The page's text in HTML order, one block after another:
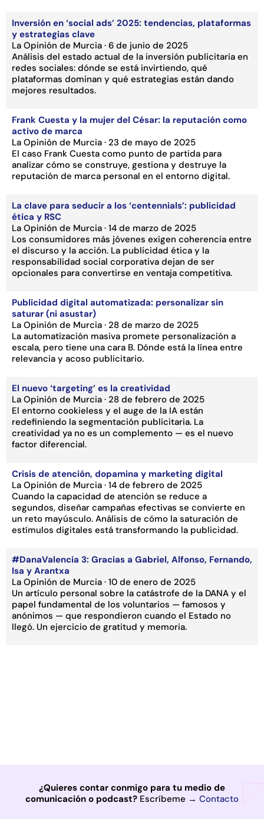
Inversión en ‘social ads’ 2025: tendencias, plataformas
y estrategias clave
La Opinión de Murcia · 6 de junio de 2025
Análisis del estado actual de la inversión publicitaria en
redes sociales: dónde se está invirtiendo, qué
plataformas dominan y qué estrategias están dando
mejores resultados.
Frank Cuesta y la mujer del César: la reputación como
activo de marca
La Opinión de Murcia · 23 de mayo de 2025
El caso Frank Cuesta como punto de partida para
analizar cómo se construye, gestiona y destruye la
reputación de marca personal en el entorno digital.
La clave para seducir a los ‘centennials’: publicidad
ética y RSC
La Opinión de Murcia · 14 de marzo de 2025
Los consumidores más jóvenes exigen coherencia entre
el discurso y la acción. La publicidad ética y la
responsabilidad social corporativa dejan de ser
opcionales para convertirse en ventaja competitiva.
Publicidad digital automatizada: personalizar sin
saturar (ni asustar)
La Opinión de Murcia · 28 de marzo de 2025
La automatización masiva promete personalización a
escala, pero tiene una cara B. Dónde está la línea entre
relevancia y acoso publicitario.
El nuevo ‘targeting’ es la creatividad
La Opinión de Murcia · 28 de febrero de 2025
El entorno cookieless y el auge de la IA están
redefiniendo la segmentación publicitaria. La
creatividad ya no es un complemento — es el nuevo
factor diferencial.
Crisis de atención, dopamina y marketing digital
La Opinión de Murcia · 14 de febrero de 2025
Cuando la capacidad de atención se reduce a
segundos, diseñar campañas efectivas se convierte en
un reto mayúsculo. Análisis de cómo la saturación de
estímulos digitales está transformando la publicidad.
#DanaValencia 3: Gracias a Gabriel, Alfonso, Fernando,
Isa y Arantxa
La Opinión de Murcia · 10 de enero de 2025
Un artículo personal sobre la catástrofe de la DANA y el
papel fundamental de los voluntarios — famosos y
anónimos — que respondieron cuando el Estado no
llegó. Un ejercicio de gratitud y memoria.
¿Quieres contar conmigo para tu medio de
comunicación o podcast? Escríbeme → Contacto